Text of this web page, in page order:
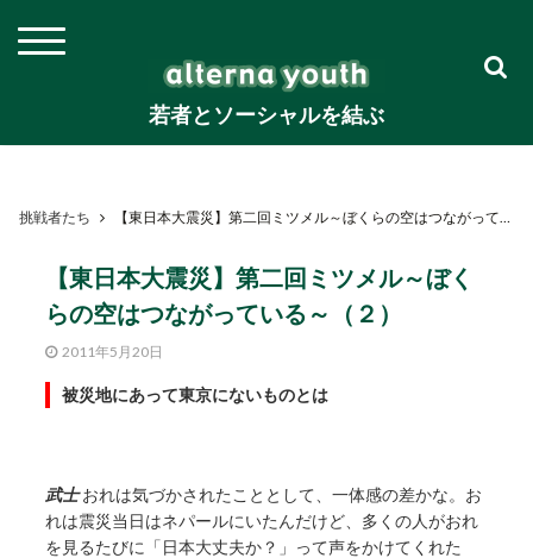
若者とソーシャルを結ぶ
挑戦者たち 【東日本大震災】第二回ミツメル～ぼくらの空はつながっている～（２）
【東日本大震災】第二回ミツメル～ぼく
らの空はつながっている～（２）
2011年5月20日
被災地にあって東京にないものとは
武士おれは気づかされたこととして、一体感の差かな。お
れは震災当日はネパールにいたんだけど、多くの人がおれ
を見るたびに「日本大丈夫か？」って声をかけてくれた